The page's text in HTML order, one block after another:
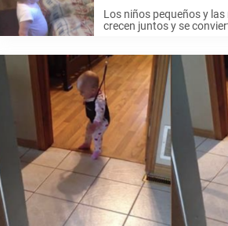
Los niños pequeños y
crecen juntos y se
caminando directamente